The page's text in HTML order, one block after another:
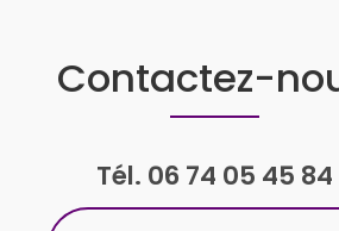
Contactez-
Tél. 06 74 05 45 84